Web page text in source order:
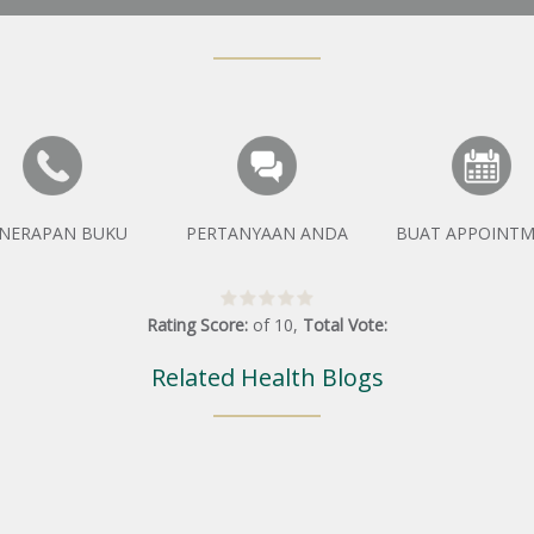
BUKU PERTANYAAN ANDA BUAT
Rating Score: of 10, Total Vote:
Related Health Blogs